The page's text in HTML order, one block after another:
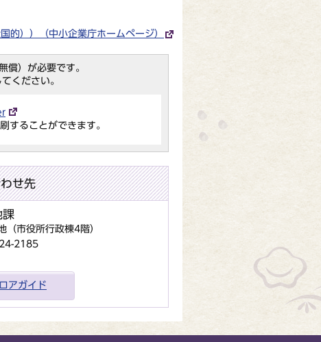
的））（中小企業庁ホームページ）
）が必要です。
ください。
することができます。
せ先
課
市役所行政棟4階）
2185
アガイド